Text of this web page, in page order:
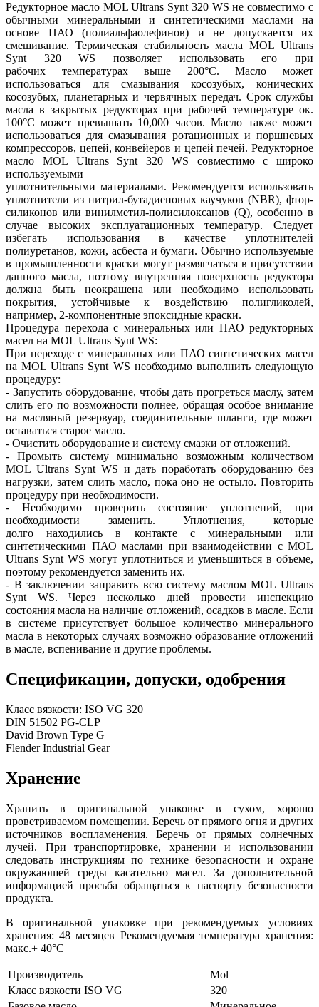
Редукторное масло MOL Ultrans Synt 320 WS не совместимо с
обычными минеральными и синтетическими маслами на
основе ПАО (полиальфаолефинов) и не допускается их
смешивание. Термическая стабильность масла MOL Ultrans
Synt 320 WS позволяет использовать его при
рабочих температурах выше 200°C. Масло может
использоваться для смазывания косозубых, конических
косозубых, планетарных и червячных передач. Срок службы
масла в закрытых редукторах при рабочей температуре ок.
100°C может превышать 10,000 часов. Масло также может
использоваться для смазывания ротационных и поршневых
компрессоров, цепей, конвейеров и цепей печей. Редукторное
масло MOL Ultrans Synt 320 WS совместимо с широко
используемыми
уплотнительными материалами. Рекомендуется использовать
уплотнители из нитрил-бутадиеновых каучуков (NBR), фтор-
силиконов или винилметил-полисилоксанов (Q), особенно в
случае высоких эксплуатационных температур. Следует
избегать использования в качестве уплотнителей
полиуретанов, кожи, асбеста и бумаги. Обычно используемые
в промышленности краски могут размягчаться в присутствии
данного масла, поэтому внутренняя поверхность редуктора
должна быть неокрашена или необходимо использовать
покрытия, устойчивые к воздействию полигликолей,
например, 2-компонентные эпоксидные краски.
Процедура перехода с минеральных или ПАО редукторных
масел на MOL Ultrans Synt WS:
При переходе с минеральных или ПАО синтетических масел
на MOL Ultrans Synt WS необходимо выполнить следующую
процедуру:
- Запустить оборудование, чтобы дать прогреться маслу, затем
слить его по возможности полнее, обращая особое внимание
на масляный резервуар, соединительные шланги, где может
оставаться старое масло.
- Очистить оборудование и систему смазки от отложений.
- Промыть систему минимально возможным количеством
MOL Ultrans Synt WS и дать поработать оборудованию без
нагрузки, затем слить масло, пока оно не остыло. Повторить
процедуру при необходимости.
- Необходимо проверить состояние уплотнений, при
необходимости заменить. Уплотнения, которые
долго находились в контакте с минеральными или
синтетическими ПАО маслами при взаимодействии с MOL
Ultrans Synt WS могут уплотниться и уменьшиться в объеме,
поэтому рекомендуется заменить их.
- В заключении заправить всю систему маслом MOL Ultrans
Synt WS. Через несколько дней провести инспекцию
состояния масла на наличие отложений, осадков в масле. Если
в системе присутствует большое количество минерального
масла в некоторых случаях возможно образование отложений
в масле, вспенивание и другие проблемы.
Спецификации, допуски, одобрения
Класс вязкости: ISO VG 320
DIN 51502 PG-CLP
David Brown Type G
Flender Industrial Gear
Хранение
Хранить в оригинальной упаковке в сухом, хорошо
проветриваемом помещении. Беречь от прямого огня и других
источников воспламенения. Беречь от прямых солнечных
лучей. При транспортировке, хранении и использовании
следовать инструкциям по технике безопасности и охране
окружаюшей среды касательно масел. За дополнительной
информацией просьба обращаться к паспорту безопасности
продукта.
В оригинальной упаковке при рекомендуемых условиях
хранения: 48 месяцев Рекомендуемая температура хранения:
макс.+ 40°C
Производитель
Mol
Класс вязкости ISO VG
320